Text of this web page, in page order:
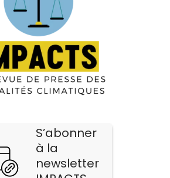
S’abonner
à la
newsletter